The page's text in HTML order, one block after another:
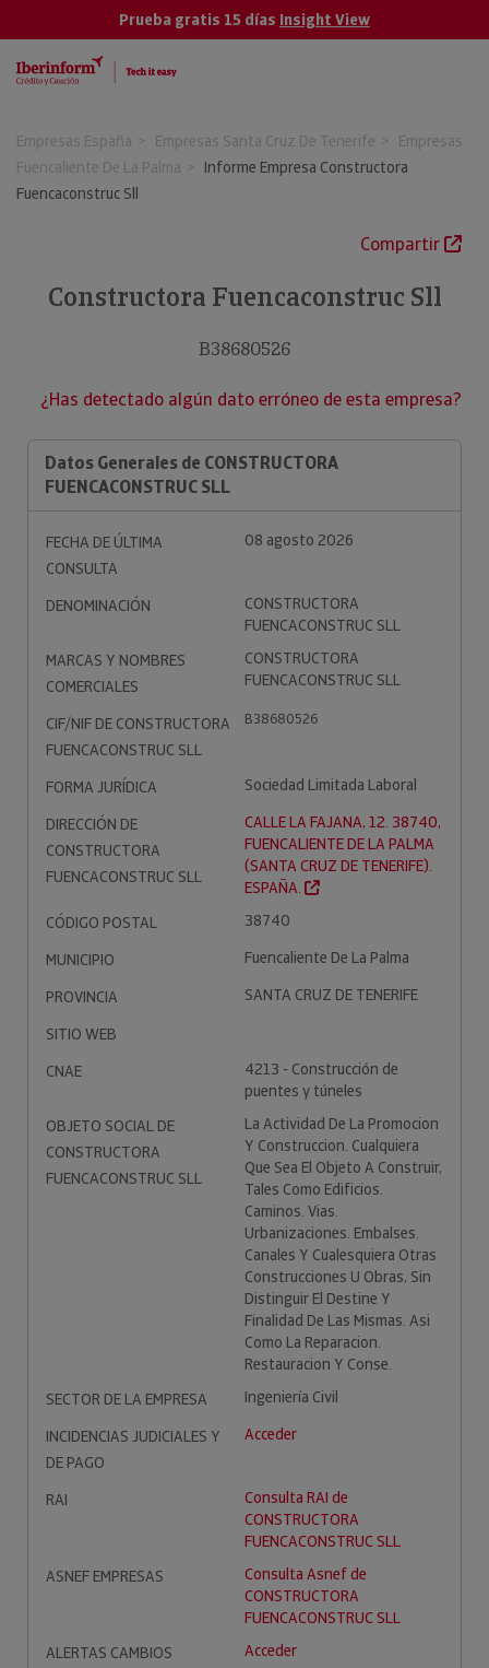
Prueba gratis 15 días Insight View
Empresas España Empresas Santa Cruz De Tenerife
Empresas
Fuencaliente De La Palma
Informe Empresa Constructora
Fuencaconstruc Sll
Compartir
Constructora Fuencaconstruc Sll
B38680526
¿Has detectado algún dato erróneo de esta empresa?
Datos Generales de CONSTRUCTORA
FUENCACONSTRUC SLL
FECHA DE ÚLTIMA
CONSULTA
08 agosto 2026
DENOMINACIÓN
CONSTRUCTORA
FUENCACONSTRUC SLL
MARCAS Y NOMBRES
COMERCIALES
CONSTRUCTORA
FUENCACONSTRUC SLL
CIF/NIF DE CONSTRUCTORA
FUENCACONSTRUC SLL
B38680526
FORMA JURÍDICA
Sociedad Limitada Laboral
DIRECCIÓN DE
CONSTRUCTORA
FUENCACONSTRUC SLL
CALLE LA FAJANA, 12. 38740,
FUENCALIENTE DE LA PALMA
(SANTA CRUZ DE TENERIFE).
ESPAÑA.
CÓDIGO POSTAL
38740
MUNICIPIO
Fuencaliente De La Palma
PROVINCIA
SANTA CRUZ DE TENERIFE
SITIO WEB
CNAE
4213 - Construcción de
puentes y túneles
OBJETO SOCIAL DE
CONSTRUCTORA
FUENCACONSTRUC SLL
La Actividad De La Promocion
Y Construccion. Cualquiera
Que Sea El Objeto A Construir,
Tales Como Edificios.
Caminos. Vias.
Urbanizaciones. Embalses.
Canales Y Cualesquiera Otras
Construcciones U Obras, Sin
Distinguir El Destine Y
Finalidad De Las Mismas. Asi
Como La Reparacion.
Restauracion Y Conse.
SECTOR DE LA EMPRESA
Ingeniería Civil
INCIDENCIAS JUDICIALES Y
DE PAGO
Acceder
RAI
Consulta RAI de
CONSTRUCTORA
FUENCACONSTRUC SLL
ASNEF EMPRESAS
Consulta Asnef de
CONSTRUCTORA
FUENCACONSTRUC SLL
ALERTAS CAMBIOS
Acceder